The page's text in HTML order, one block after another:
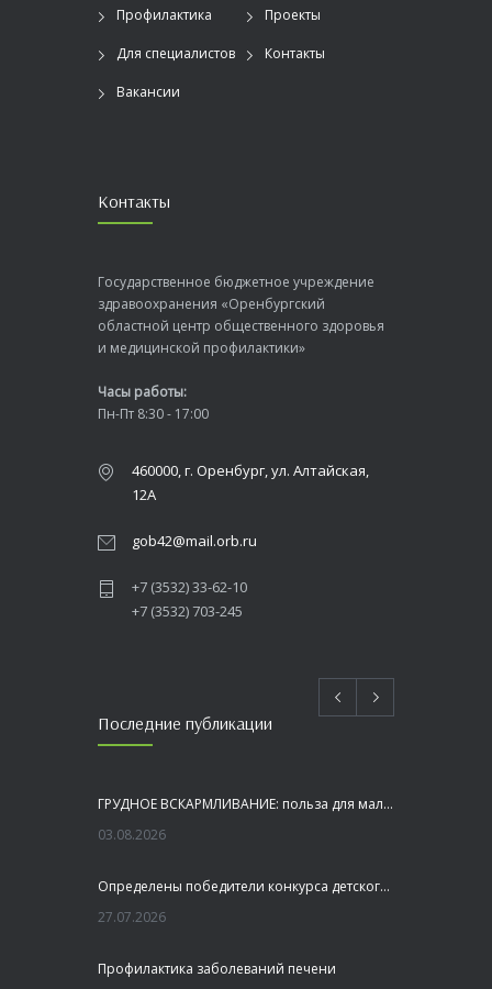
Профилактика Проекты
Для специалистов Контакты
Вакансии
Контакты
Государственное бюджетное учреждение
здравоохранения «Оренбургский
областной центр общественного здоровья
и медицинской профилактики»
Часы работы:
Пн-Пт 8:30 - 17:00
460000, г. Оренбург, ул. Алтайская,
12А
gob42@mail.orb.ru
+7 (3532) 33-62-10
+7 (3532) 703-245
Последние публикации
ГРУДНОЕ ВСКАРМЛИВАНИЕ: польза для малыша и мамы
03.08.2026
Определены победители конкурса детского рисунка «Я шагаю по Оренбуржью»
27.07.2026
Профилактика заболеваний печени